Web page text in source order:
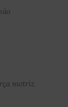
motriz